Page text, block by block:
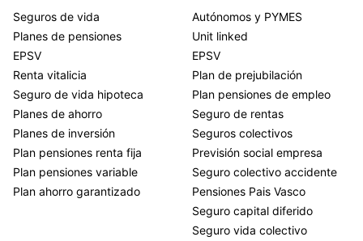
Seguros de vida
Planes de pensiones
EPSV
Renta vitalicia
Seguro de vida hipoteca
Planes de ahorro
Planes de inversión
Plan pensiones renta fija
Plan pensiones variable
Plan ahorro garantizado
Autónomos y PYMES
Unit linked
EPSV
Plan de prejubilación
Plan pensiones de empleo
Seguro de rentas
Seguros colectivos
Previsión social empresa
Seguro colectivo accidente
Pensiones Pais Vasco
Seguro capital diferido
Seguro vida colectivo